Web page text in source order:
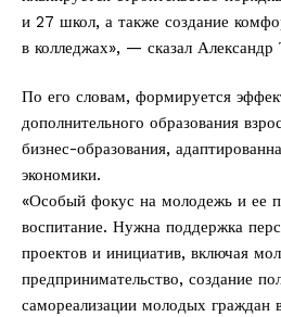
и 27 школ, а также создание
в колледжах», — сказал Александр
По его словам, формируется
дополнительного образования
бизнес-образования,
экономики.
«Особый фокус на молодежь и ее
воспитание. Нужна поддержка
проектов и инициатив, включая
предпринимательство, создание
самореализации молодых граждан